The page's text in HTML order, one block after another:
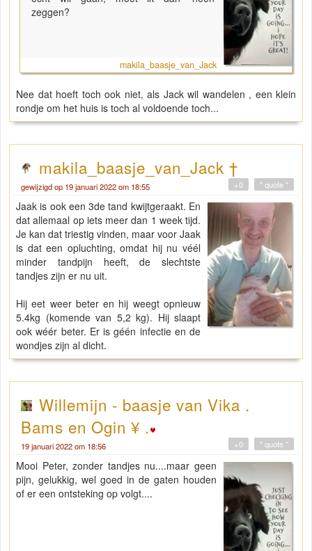
zeggen?
makila_baasje_van_Jack
Nee dat hoeft toch ook niet, als Jack wil wandelen , een klein
rondje om het huis is toch al voldoende toch...
makila_baasje_van_Jack †
gewijzigd op 19 januari 2022 om 18:55 " quote "
+0
Jaak is ook een 3de tand kwijtgeraakt. En
dat allemaal op iets meer dan 1 week tijd.
Je kan dat triestig vinden, maar voor Jaak
is dat een opluchting, omdat hij nu véél
minder tandpijn heeft, de slechtste
tandjes zijn er nu uit.
Hij eet weer beter en hij weegt opnieuw
5.4kg (komende van 5,2 kg). Hij slaapt
ook wéér beter. Er is géén infectie en de
wondjes zijn al dicht.
Willemijn - baasje van Vika .
Bams en Ogin ¥ .
19 januari 2022 om 18:56 " quote "
+0
Mooi Peter, zonder tandjes nu....maar geen
pijn, gelukkig, wel goed in de gaten houden
of er een ontsteking op volgt....